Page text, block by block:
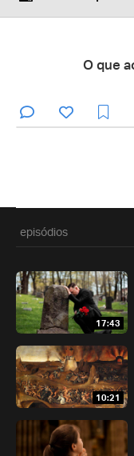
O que
episódios
17:43
10:21